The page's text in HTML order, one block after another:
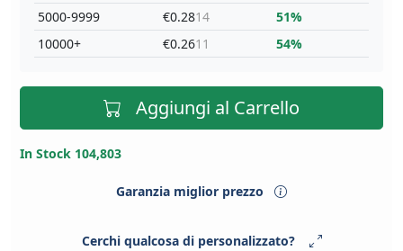
5000-9999
10000+
€0.2814
€0.2611
51%
54%
Aggiungi al Carrello
In Stock 104,803
Garanzia miglior prezzo
Cerchi qualcosa di personalizzato?